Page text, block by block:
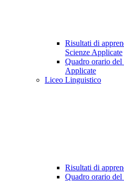
Risultati di
Scienze Applicate
Quadro orario
Applicate
Liceo Linguistico
Risultati di
Quadro orario